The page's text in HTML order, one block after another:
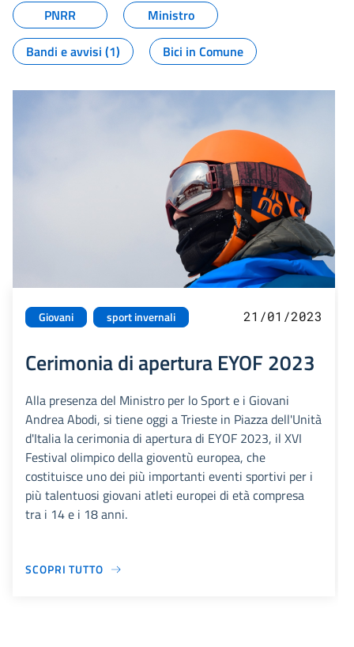
PNRR
Ministro
Bandi e avvisi (1)
Bici in Comune
Giovani sport invernali 21/01/2023
Cerimonia di apertura EYOF 2023
Alla presenza del Ministro per lo Sport e i Giovani
Andrea Abodi, si tiene oggi a Trieste in Piazza dell'Unità
d'Italia la cerimonia di apertura di EYOF 2023, il XVI
Festival olimpico della gioventù europea, che
costituisce uno dei più importanti eventi sportivi per i
più talentuosi giovani atleti europei di età compresa
tra i 14 e i 18 anni.
SCOPRI TUTTO